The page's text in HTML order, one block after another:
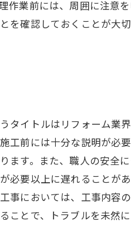
作業前には、周囲に注意
を確認しておくことが大
タイトルはリフォーム業
工前には十分な説明が必
ます。また、職人の安全
必要以上に遅れることが
事においては、工事内容
ことで、トラブルを未然に